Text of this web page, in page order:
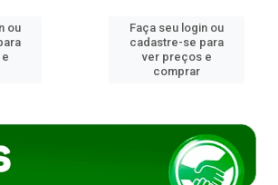
ou
Faça seu login ou
cadastre-se para
ver preços e
comprar